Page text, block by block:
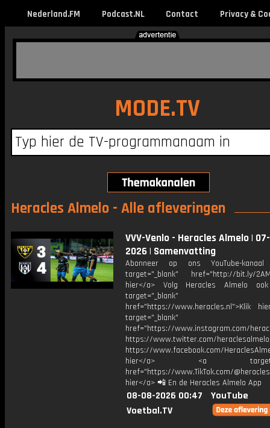
Nederland.FM Podcast.NL Contact Privacy &
MODE.TV
Heracles Almelo - Alle afleveringen
VVV-Venlo - Heracles Almelo |
2026 | Samenvatting
Abonneer op ons YouTube-
target="_blank" href="http://bit.ly/
hier</a> Volg Heracles Almelo
target="_blank"
href="https://www.heracles.nl">Klik
target="_blank"
href="https://www.instagram.com/
https://www.twitter.com/heraclesalmelo
https://www.facebook.com/
hier</a> <a
href="https://www.TikTok.com/
hier</a> 📲 En de Heracles Almelo App
08-08-2026 00:47
YouTube
Voetbal.TV